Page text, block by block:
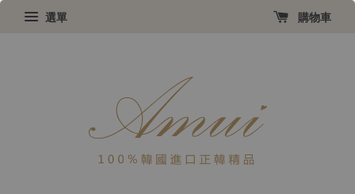
選單 購物車